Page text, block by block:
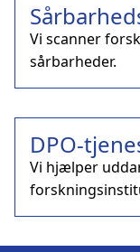
Vi scanner
sårbarheder.
DPO-
Vi hjælper